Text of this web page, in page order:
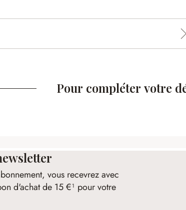
Pour compléter votre
vous recevrez avec
d'achat de 15 €¹ pour votre